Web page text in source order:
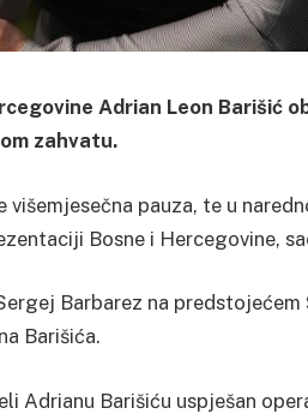
Adrian Leon Barišić
zahvatu.
pauza, te u
Bosne i Hercegovine,
Barbarez na
Barišića.
Adrianu Barišiću uspješan